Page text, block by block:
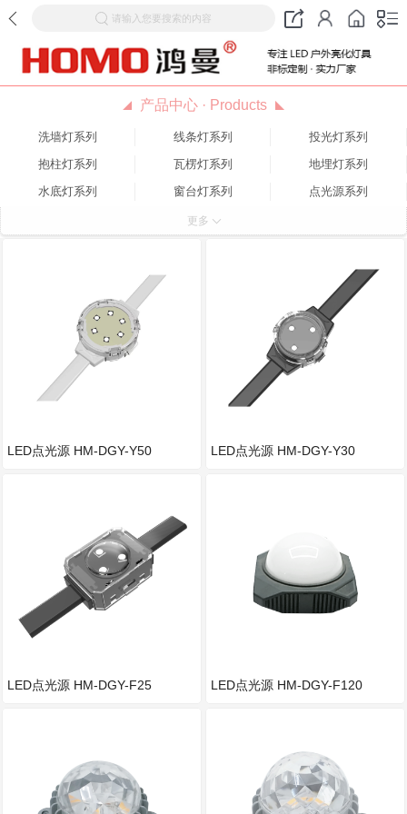
请输入您要搜索的内容
产品中心 · Products
洗墙灯系列 线条灯系列
投光灯系列
抱柱灯系列
瓦楞灯系列
地埋灯系列
水底灯系列
窗台灯系列
点光源系列
特色灯系列
更多
LED点光源 HM-DGY-Y50
LED点光源 HM-DGY-F25
LED点光源 HM-DGY-Y30
LED点光源 HM-DGY-F120